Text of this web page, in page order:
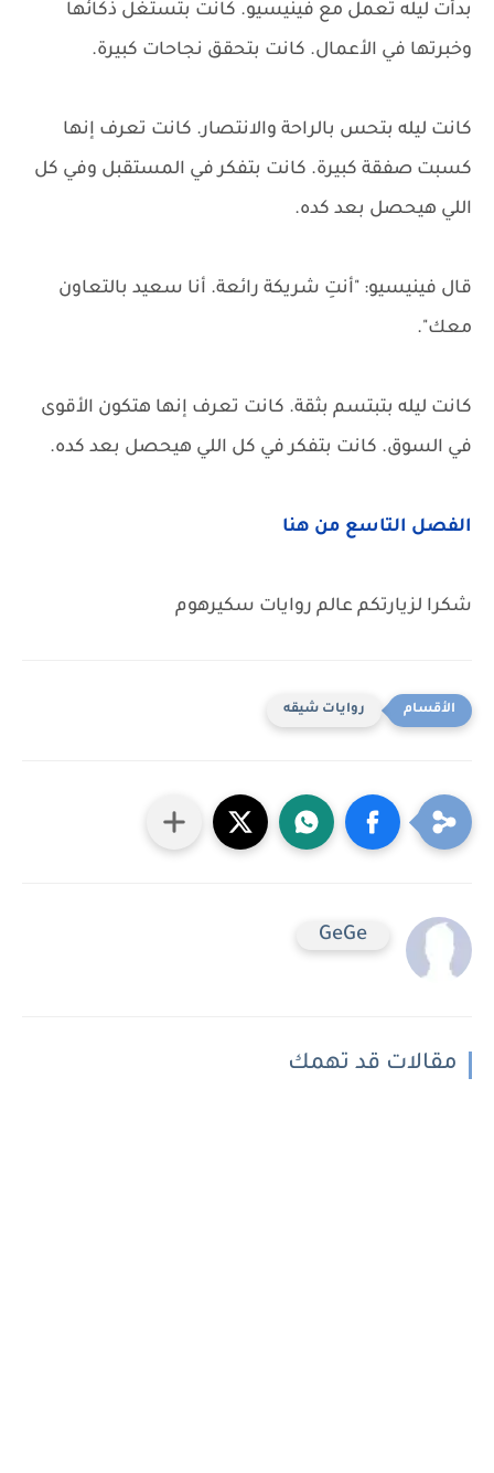
بدأت ليله تعمل مع فينيسيو. كانت بتستغل ذكائها
وخبرتها في الأعمال. كانت بتحقق نجاحات كبيرة.
كانت ليله بتحس بالراحة والانتصار. كانت تعرف إنها
كسبت صفقة كبيرة. كانت بتفكر في المستقبل وفي كل
اللي هيحصل بعد كده.
قال فينيسيو: "أنتِ شريكة رائعة. أنا سعيد بالتعاون
معك".
كانت ليله بتبتسم بثقة. كانت تعرف إنها هتكون الأقوى
في السوق. كانت بتفكر في كل اللي هيحصل بعد كده.
الفصل التاسع من هنا
شكرا لزيارتكم عالم روايات سكيرهوم
روايات شيقه
GeGe
مقالات قد تهمك